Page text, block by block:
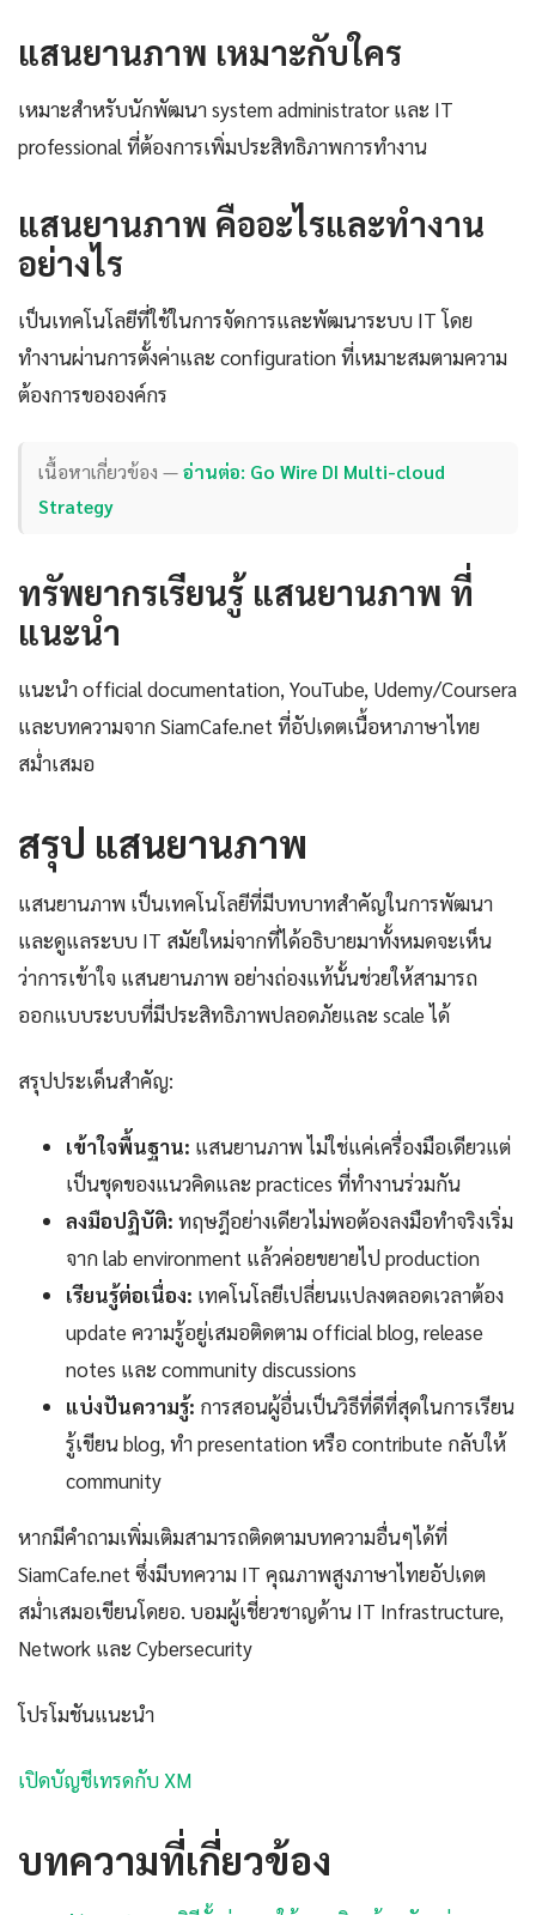
แสนยานภาพ เหมาะกับใคร
เหมาะสำหรับนักพัฒนา system administrator และ IT
professional ที่ต้องการเพิ่มประสิทธิภาพการทำงาน
แสนยานภาพ คืออะไรและทำงาน
อย่างไร
เป็นเทคโนโลยีที่ใช้ในการจัดการและพัฒนาระบบ IT โดย
ทำงานผ่านการตั้งค่าและ configuration ที่เหมาะสมตามความ
ต้องการขององค์กร
เนื้อหาเกี่ยวข้อง —อ่านต่อ: Go Wire DI Multi-cloud
Strategy
ทรัพยากรเรียนรู้ แสนยานภาพ ที่
แนะนำ
แนะนำ official documentation, YouTube, Udemy/Coursera
และบทความจาก SiamCafe.net ที่อัปเดตเนื้อหาภาษาไทย
สม่ำเสมอ
สรุป แสนยานภาพ
แสนยานภาพ เป็นเทคโนโลยีที่มีบทบาทสำคัญในการพัฒนา
และดูแลระบบ IT สมัยใหม่จากที่ได้อธิบายมาทั้งหมดจะเห็น
ว่าการเข้าใจ แสนยานภาพ อย่างถ่องแท้นั้นช่วยให้สามารถ
ออกแบบระบบที่มีประสิทธิภาพปลอดภัยและ scale ได้
สรุปประเด็นสำคัญ:
เข้าใจพื้นฐาน: แสนยานภาพ ไม่ใช่แค่เครื่องมือเดียวแต่
เป็นชุดของแนวคิดและ practices ที่ทำงานร่วมกัน
ลงมือปฏิบัติ: ทฤษฎีอย่างเดียวไม่พอต้องลงมือทำจริงเริ่ม
จาก lab environment แล้วค่อยขยายไป production
เรียนรู้ต่อเนื่อง: เทคโนโลยีเปลี่ยนแปลงตลอดเวลาต้อง
update ความรู้อยู่เสมอติดตาม official blog, release
notes และ community discussions
แบ่งปันความรู้: การสอนผู้อื่นเป็นวิธีที่ดีที่สุดในการเรียน
รู้เขียน blog, ทำ presentation หรือ contribute กลับให้
community
หากมีคำถามเพิ่มเติมสามารถติดตามบทความอื่นๆได้ที่
SiamCafe.net ซึ่งมีบทความ IT คุณภาพสูงภาษาไทยอัปเดต
สม่ำเสมอเขียนโดยอ. บอมผู้เชี่ยวชาญด้าน IT Infrastructure,
Network และ Cybersecurity
โปรโมชันแนะนำ
เปิดบัญชีเทรดกับ XM
บทความที่เกี่ยวข้อง